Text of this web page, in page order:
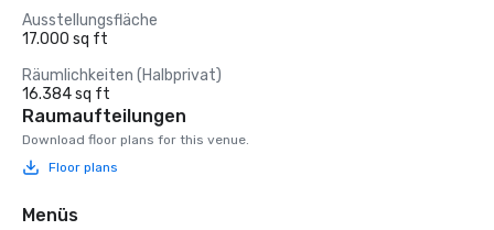
Ausstellungsfläche
17.000 sq ft
Räumlichkeiten (Halbprivat)
16.384 sq ft
Raumaufteilungen
Download floor plans for this venue.
Floor plans
Menüs